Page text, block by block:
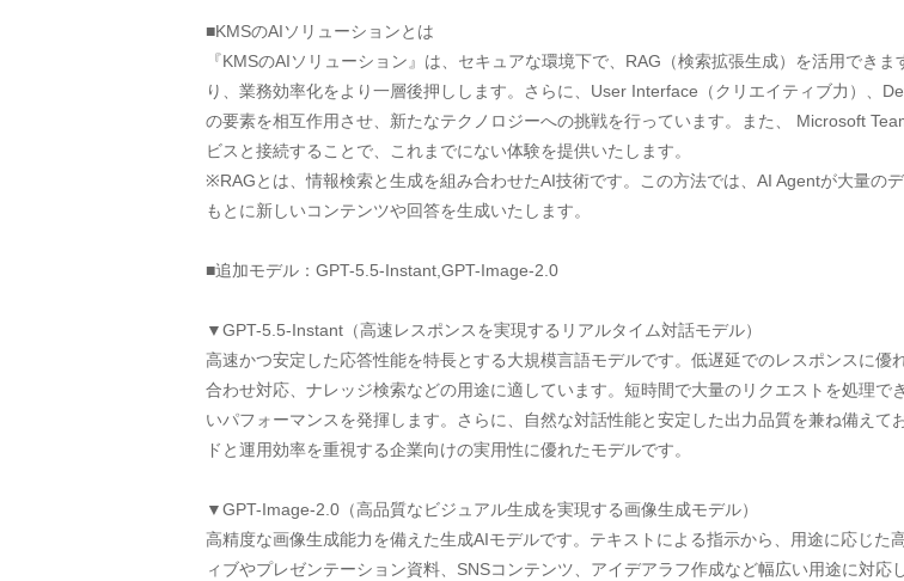
■KMSのAIソリューションとは
『KMSのAIソリューション』は、セキュアな環境下で、RAG（検索拡張生成）を活用でき
り、業務効率化をより一層後押しします。さらに、User Interface（クリエイティブ力）、
の要素を相互作用させ、新たなテクノロジーへの挑戦を行っています。また、 Microsoft
ビスと接続することで、これまでにない体験を提供いたします。
※RAGとは、情報検索と生成を組み合わせたAI技術です。この方法では、AI Agentが大量の
もとに新しいコンテンツや回答を生成いたします。
■追加モデル：GPT-5.5-Instant,GPT-Image-2.0
▼GPT-5.5-Instant（高速レスポンスを実現するリアルタイム対話モデル）
高速かつ安定した応答性能を特長とする大規模言語モデルです。低遅延でのレスポンスに
合わせ対応、ナレッジ検索などの用途に適しています。短時間で大量のリクエストを処理
いパフォーマンスを発揮します。さらに、自然な対話性能と安定した出力品質を兼ね備え
ドと運用効率を重視する企業向けの実用性に優れたモデルです。
▼GPT-Image-2.0（高品質なビジュアル生成を実現する画像生成モデル）
高精度な画像生成能力を備えた生成AIモデルです。テキストによる指示から、用途に応じ
ィブやプレゼンテーション資料、SNSコンテンツ、アイデアラフ作成など幅広い用途に対